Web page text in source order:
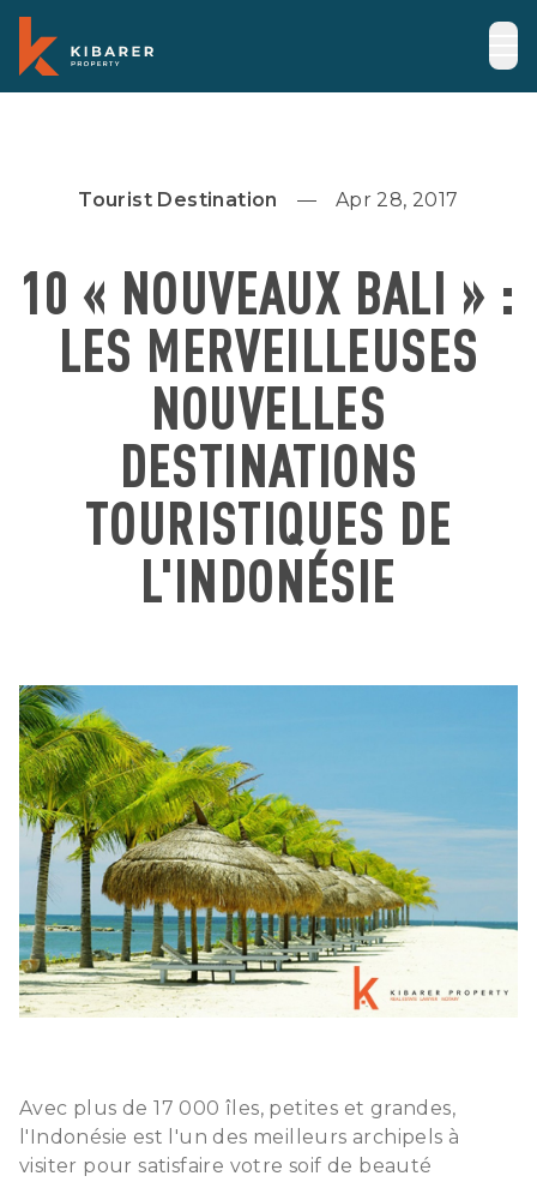
Tourist Destination Apr 28, 2017
10 « NOUVEAUX BALI » :
LES MERVEILLEUSES
NOUVELLES
DESTINATIONS
TOURISTIQUES DE
L'INDONÉSIE
Avec plus de 17 000 îles, petites et grandes,
l'Indonésie est l'un des meilleurs archipels à
visiter pour satisfaire votre soif de beauté